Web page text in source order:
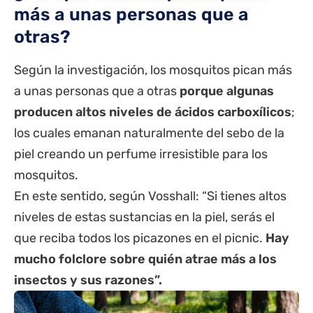
más a unas personas que a
otras?
Según la investigación, los mosquitos pican más
a unas personas que a otras porque algunas
producen altos niveles de ácidos carboxílicos;
los cuales emanan naturalmente del sebo de la
piel creando un perfume irresistible para los
mosquitos.
En este sentido, según Vosshall: “Si tienes altos
niveles de estas sustancias en la piel, serás el
que reciba todos los picazones en el picnic. Hay
mucho folclore sobre quién atrae más a los
insectos y sus razones”.